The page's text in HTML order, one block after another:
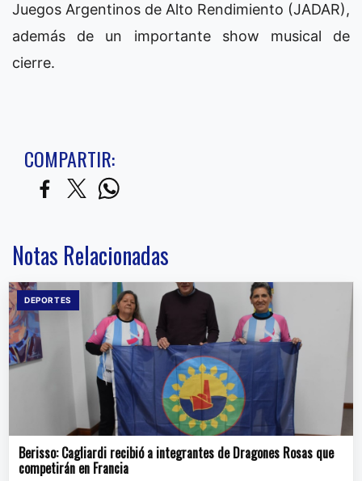
Juegos Argentinos de Alto Rendimiento (JADAR),
además de un importante show musical de
cierre.
COMPARTIR:
Notas Relacionadas
DEPORTES
Berisso: Cagliardi recibió a integrantes de Dragones Rosas que
competirán en Francia